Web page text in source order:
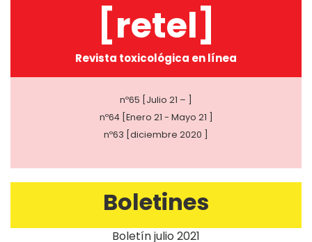
[retel]
Revista toxicológica en línea
nº65 [Julio 21 – ]
nº64 [Enero 21 - Mayo 21 ]
nº63 [diciembre 2020 ]
Boletines
Boletín julio 2021